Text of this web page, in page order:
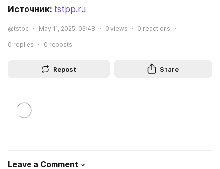
Источник: tstpp.ru
@tstpp May 11, 2025, 03:48 0 views 0 reactions
0 replies 0 reposts
Repost Share
Leave a Comment